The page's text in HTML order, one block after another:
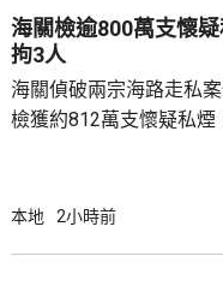
向駛走。
海關檢逾800萬支懷
拘3人
海關偵破兩宗海路走私
檢獲約812萬支懷疑私煙
生艇和救援艇的40呎貨
本地 2小時前